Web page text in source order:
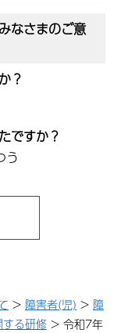
なさまのご意
？
ですか？
う
> 障害者(児) > 障
る研修 > 令和7年